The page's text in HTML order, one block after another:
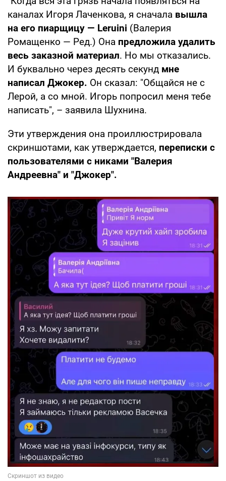
каналах Игоря Лаченкова, я сначала вышла
на его пиарщицу — Leruini (Валерия
Ромащенко — Ред.) Она предложила удалить
весь заказной материал. Но мы отказались.
И буквально через десять секунд мне
написал Джокер. Он сказал: "Общайся не с
Лерой, а со мной. Игорь попросил меня тебе
написать", – заявила Шухнина.
Эти утверждения она проиллюстрировала
скриншотами, как утверждается, переписки с
пользователями с никами "Валерия
Андреевна" и "Джокер".